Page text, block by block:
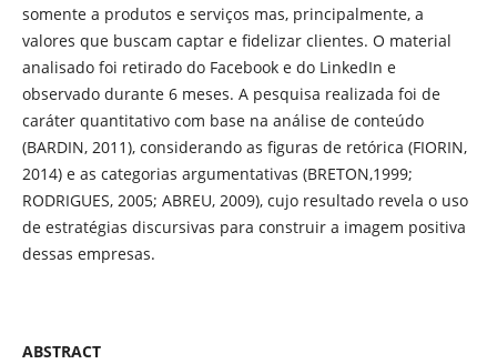
somente a produtos e serviços mas, principalmente, a
valores que buscam captar e fidelizar clientes. O material
analisado foi retirado do Facebook e do LinkedIn e
observado durante 6 meses. A pesquisa realizada foi de
caráter quantitativo com base na análise de conteúdo
(BARDIN, 2011), considerando as figuras de retórica (FIORIN,
2014) e as categorias argumentativas (BRETON,1999;
RODRIGUES, 2005; ABREU, 2009), cujo resultado revela o uso
de estratégias discursivas para construir a imagem positiva
dessas empresas.
ABSTRACT